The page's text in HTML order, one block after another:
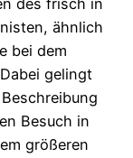
des frisch in
ähnlich
bei dem
gelingt
Besuch in
größeren